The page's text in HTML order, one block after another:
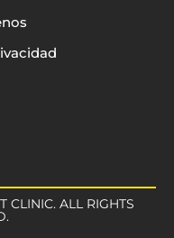
CLINIC. ALL RIGHTS